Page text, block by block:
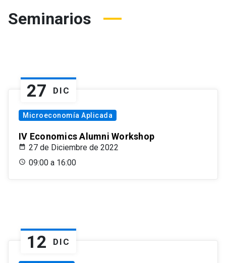
Seminarios
27 DIC
Microeconomía Aplicada
IV Economics Alumni Workshop
27 de Diciembre de 2022
09:00 a 16:00
12 DIC